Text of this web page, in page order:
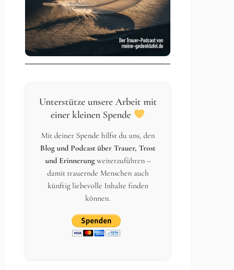
Unterstütze unsere Arbeit mit
einer kleinen Spende
Mit deiner Spende hilfst du uns, den
Blog und Podcast über Trauer, Trost
und Erinnerungweiterzuführen –
damit trauernde Menschen auch
künftig liebevolle Inhalte finden
können.